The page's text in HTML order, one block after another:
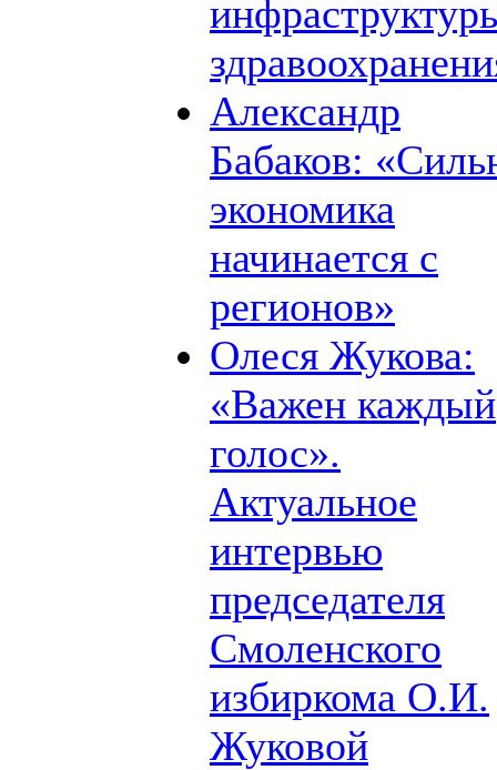
Александр
Бабаков:
экономика
начинается с
регионов»
Олеся Жукова:
«Важен каждый
голос».
Актуальное
интервью
председателя
Смоленского
избиркома О.И.
Жуковой